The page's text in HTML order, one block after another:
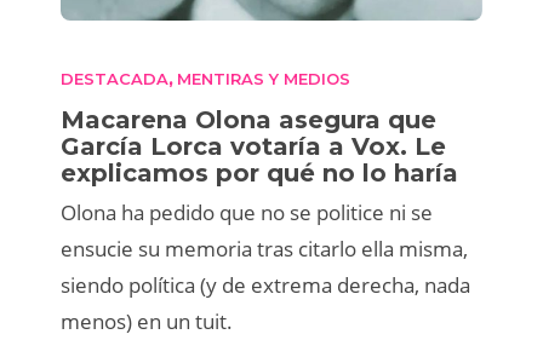
DESTACADA, MENTIRAS Y MEDIOS
Macarena Olona asegura que
García Lorca votaría a Vox. Le
explicamos por qué no lo haría
Olona ha pedido que no se politice ni se
ensucie su memoria tras citarlo ella misma,
siendo política (y de extrema derecha, nada
menos) en un tuit.